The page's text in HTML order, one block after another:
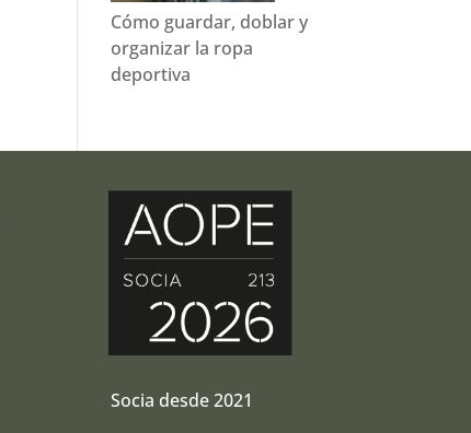
Cómo guardar, doblar y
organizar la ropa
deportiva
Socia desde 2021